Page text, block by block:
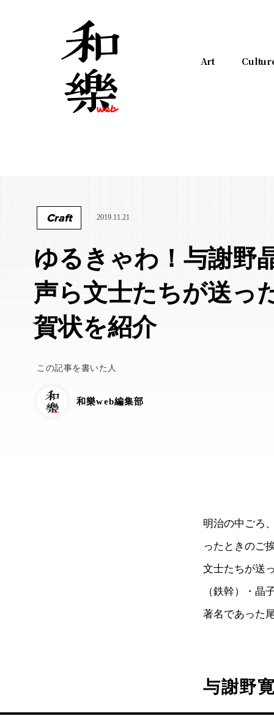
Art
Craft 2019.11.21
ゆるきゃわ！与謝野
声ら文士たちが送っ
賀状を紹介
この記事を書いた人
和樂web編集部
明治の中ごろ
ったときのご
文士たちが送
（鉄幹）・晶
著名であった
与謝野